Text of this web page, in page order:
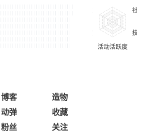
博客
造物
动弹
收藏
粉丝 关注